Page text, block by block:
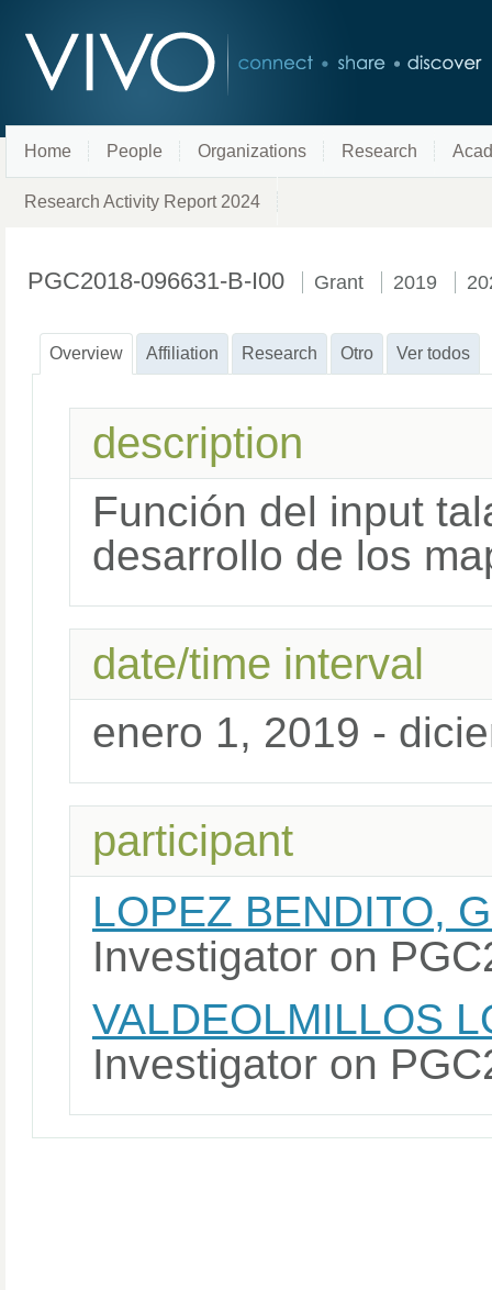
Home People Organizations Research
Research Activity Report 2024
PGC2018-096631-B-I00 Grant 2019
Overview Affiliation Research Otro Ver todos
description
Función del input
desarrollo de los
date/time interval
enero 1, 2019 -
participant
LOPEZ BENDITO,
Investigator on
VALDEOLMILLOS
Investigator on